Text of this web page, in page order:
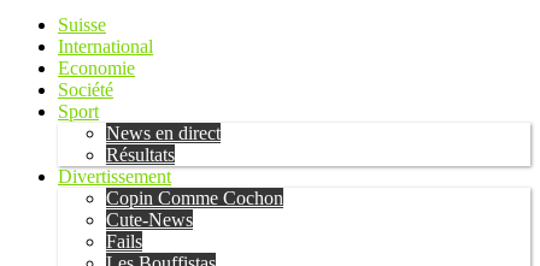
Suisse
International
Economie
Société
Sport
News en direct
Résultats
Divertissement
Copin Comme Cochon
Cute-News
Fails